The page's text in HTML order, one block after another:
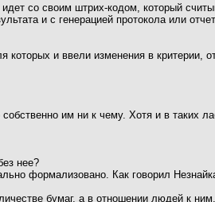
со своим штрих-кодом, который
и с генерацией протокола или
которых и ввели изменения в критерии,
им ни к чему. Хотя и в таких
нее?
формализовано. Как говорил
бумаг, а в отношении людей к